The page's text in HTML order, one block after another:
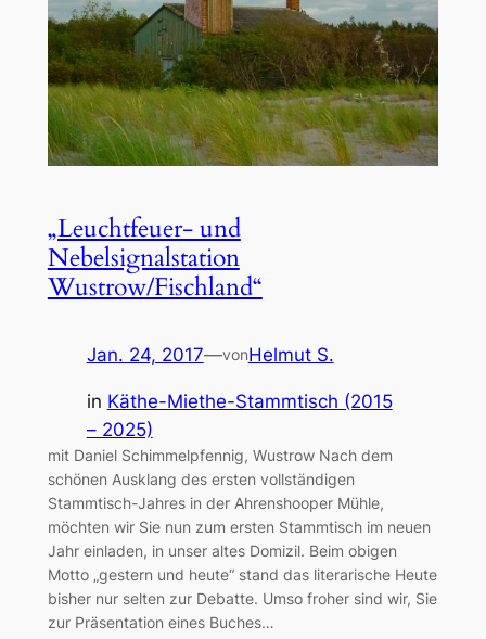
„Leuchtfeuer- und
Nebelsignalstation
Wustrow/Fischland“
Jan. 24, 2017—vonHelmut S.
in Käthe-Miethe-Stammtisch (2015
– 2025)
mit Daniel Schimmelpfennig, Wustrow Nach dem
schönen Ausklang des ersten vollständigen
Stammtisch-Jahres in der Ahrenshooper Mühle,
möchten wir Sie nun zum ersten Stammtisch im neuen
Jahr einladen, in unser altes Domizil. Beim obigen
Motto „gestern und heute“ stand das literarische Heute
bisher nur selten zur Debatte. Umso froher sind wir, Sie
zur Präsentation eines Buches…